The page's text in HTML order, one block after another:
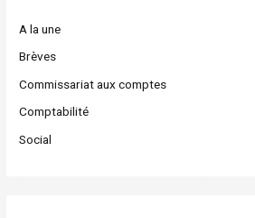
A la une
Brèves
Commissariat aux comptes
Comptabilité
Social